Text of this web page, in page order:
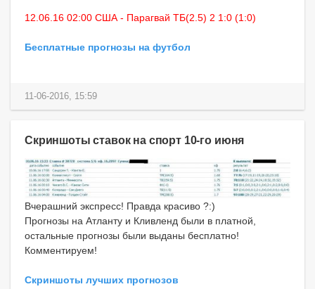
12.06.16 02:00 США - Парагвай ТБ(2.5) 2 1:0 (1:0)
Бесплатные прогнозы на футбол
11-06-2016, 15:59
Скриншоты ставок на спорт 10-го июня
Вчерашний экспресс! Правда красиво ?:)
Прогнозы на Атланту и Кливленд были в платной,
остальные прогнозы были выданы бесплатно!
Комментируем!
Скриншоты лучших прогнозов